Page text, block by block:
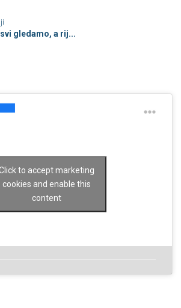
gledamo, a rij...
to accept marketing
cookies and enable this
content